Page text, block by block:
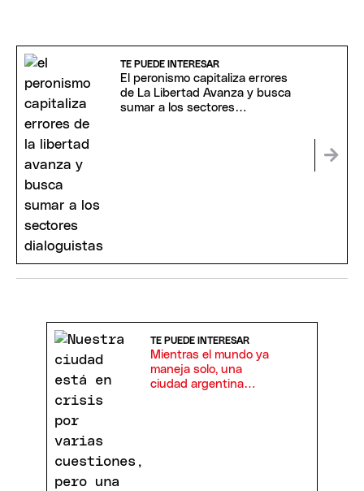
TE PUEDE INTERESAR
El peronismo capitaliza errores
de La Libertad Avanza y busca
sumar a los sectores
TE PUEDE INTERESAR
Mientras el mundo ya
maneja solo, una
ciudad argentina